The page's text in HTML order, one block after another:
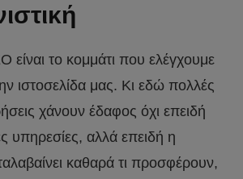
είναι το κομμάτι που ελέγχουμε
ιστοσελίδα μας. Κι εδώ πολλές
χάνουν έδαφος όχι επειδή
υπηρεσίες, αλλά επειδή η
καθαρά τι προσφέρουν,